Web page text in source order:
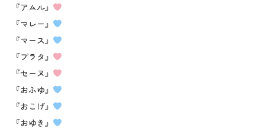
『アムル』
『マレー』
『マース』
『プラタ』
『セーヌ』
『おふゆ』
『おこげ』
『おゆき』